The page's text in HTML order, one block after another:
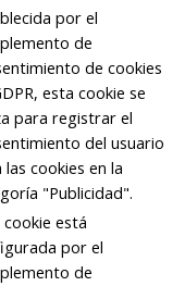
por el
de
de cookies
esta cookie se
para registrar el
del usuario
las cookies en la
"Publicidad".
cookie está
por el
de